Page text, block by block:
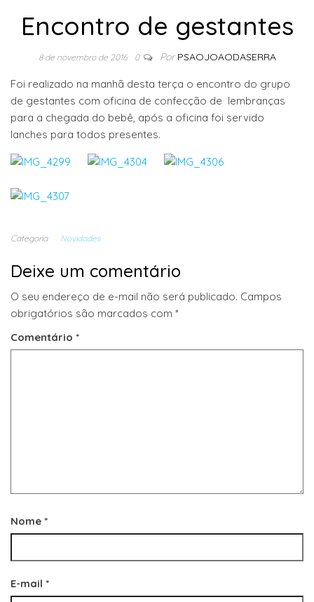
Encontro de gestantes
8 de novembro de 2016 0 Por PSAOJOAODASERRA
Foi realizado na manhã desta terça o encontro do grupo
de gestantes com oficina de confecção de lembranças
para a chegada do bebê, após a oficina foi servido
lanches para todos presentes.
Categoria Novidades
Deixe um comentário
O seu endereço de e-mail não será publicado. Campos
obrigatórios são marcados com *
Comentário *
Nome *
E-mail *